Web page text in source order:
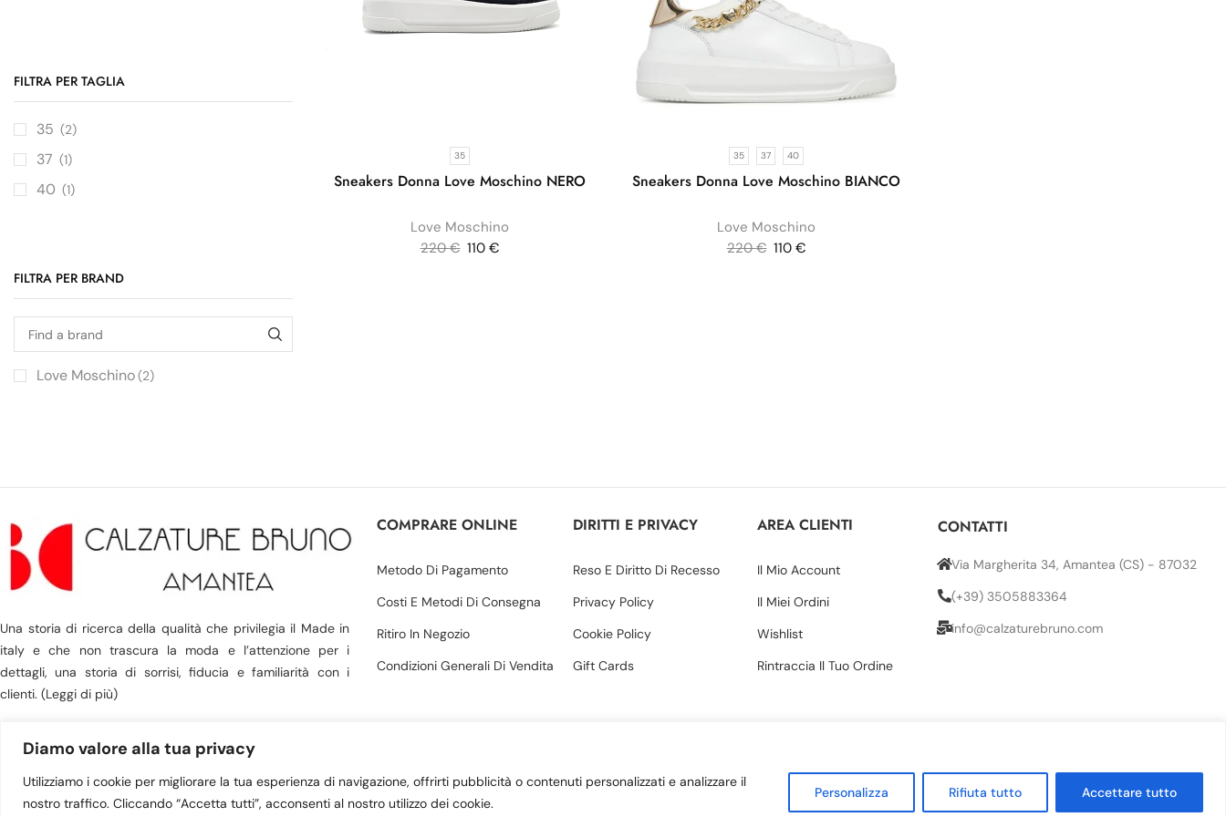
Diamo valore alla tua privacy
Utilizziamo i cookie per migliorare la tua esperienza di navigazione, offrirti pubblicità o contenuti personalizzati e analizzare il
nostro traffico. Cliccando “Accetta tutti”, acconsenti al nostro utilizzo dei cookie.
Personalizza Rifiuta tutto Accettare tutto
35
Sneakers Donna Love Moschino NERO
Love Moschino
220€ 110 €
35 37 40
Sneakers Donna Love Moschino BIANCO
Love Moschino
220€ 110 €
FILTRA PER TAGLIA
35 (2)
37 (1)
40 (1)
FILTRA PER BRAND
Love Moschino(2)
Una storia di ricerca della qualità che privilegia il Made in
italy e che non trascura la moda e l’attenzione per i
dettagli, una storia di sorrisi, fiducia e familiarità con i
clienti. (Leggi di più)
COMPRARE ONLINE
Metodo Di Pagamento
Costi E Metodi Di Consegna
Ritiro In Negozio
Condizioni Generali Di Vendita
DIRITTI E PRIVACY
Reso E Diritto Di Recesso
Privacy Policy
Cookie Policy
Gift Cards
AREA CLIENTI
Il Mio Account
Il Miei Ordini
Wishlist
Rintraccia Il Tuo Ordine
CONTATTI
Via Margherita 34, Amantea (CS) - 87032
(+39) 3505883364
info@calzaturebruno.com
© 2023 Victoria Shoes srl | P. IVA 03571330780 | Sede legale: Via Margherita, 34 – Amantea (CS) 87032 | REA CS 244503